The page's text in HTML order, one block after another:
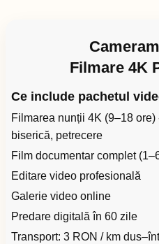
Filmare 4K
Ce include pachetul
Filmarea nunții 4K (9–18
biserică, petrecere
Film documentar complet
Editare video profesională
Galerie video online
Predare digitală în 60 zile
Transport: 3 RON / km